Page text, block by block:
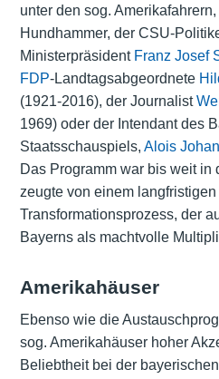
unter den sog.
Hundhammer, der CSU-
Ministerpräsident Franz Josef
FDP-Landtagsabgeordnete
(1921-2016), der Journalist
1969) oder der Intendant des
Staatsschauspiels, Alois
Das Programm war bis weit in
zeugte von einem
Transformationsprozess, der
Bayerns als machtvolle
Amerikahäuser
Ebenso wie die
sog. Amerikahäuser hoher
Beliebtheit bei der